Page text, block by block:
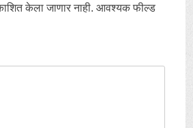
केला जाणार नाही. आवश्यक फील्ड